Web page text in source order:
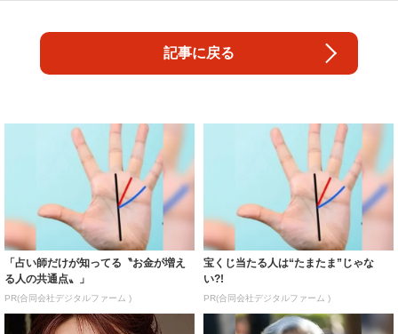
記事に戻る
「占い師だけが知ってる〝お金が増え
る人の共通点〟」
PR(合同会社デジタルファーム )
宝くじ当たる人は“たまたま”じゃな
い?!
PR(合同会社デジタルファーム )